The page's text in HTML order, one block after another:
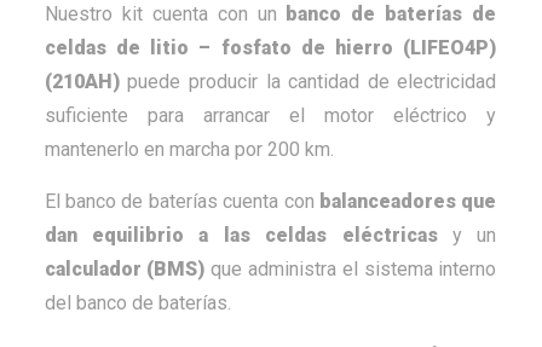
Nuestro kit cuenta con un banco de baterías de
celdas de litio – fosfato de hierro (LIFEO4P)
(210AH)puede producir la cantidad de electricidad
suficiente para arrancar el motor eléctrico y
mantenerlo en marcha por 200 km.
El banco de baterías cuenta con balanceadores que
dan equilibrio a las celdas eléctricasy un
calculador (BMS) que administra el sistema interno
del banco de baterías.